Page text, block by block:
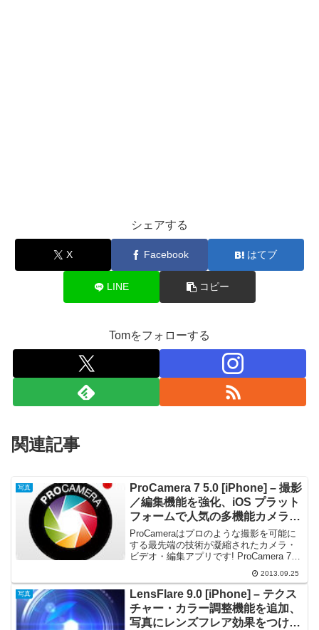
シェアする
X Facebook はてブ
LINE コピー
Tomをフォローする
関連記事
写真
ProCamera 7 5.0 [iPhone] – 撮影
／編集機能を強化、iOS プラット
フォームで人気の多機能カメラア
プリケーションの新バージョン
ProCameraはプロのような撮影を可能に
する最先端の技術が凝縮されたカメラ・
ビデオ・編集アプリです! ProCamera 7
は、単なるアップグレードではありませ
ん。今までとは全く違う撮影体験を通し
て、プロのモバイルフォトグラフィーを
再定...
2013.09.25
写真
LensFlare 9.0 [iPhone] – テクス
チャー・カラー調整機能を追加、
写真にレンズフレア効果をつけら